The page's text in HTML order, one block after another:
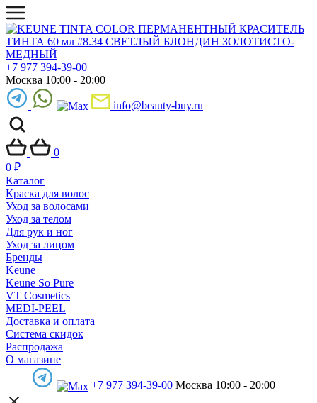
+7 977 394-39-00
Москва 10:00 - 20:00
info@beauty-buy.ru
0
0 ₽
Каталог
Краска для волос
Уход за волосами
Уход за телом
Для рук и ног
Уход за лицом
Бренды
Keune
Keune So Pure
VT Cosmetics
MEDI-PEEL
Доставка и оплата
Система скидок
Распродажа
О магазине
+7 977 394-39-00 Москва 10:00 - 20:00